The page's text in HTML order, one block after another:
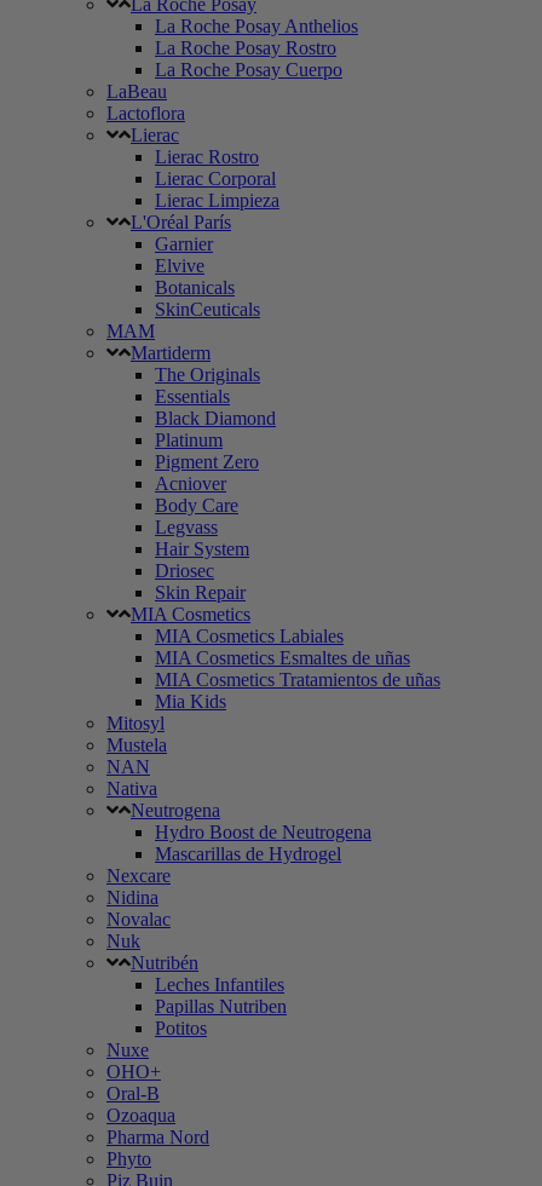
La Roche Posay
La Roche Posay Anthelios
La Roche Posay Rostro
La Roche Posay Cuerpo
LaBeau
Lactoflora
Lierac
Lierac Rostro
Lierac Corporal
Lierac Limpieza
L'Oréal París
Garnier
Elvive
Botanicals
SkinCeuticals
MAM
Martiderm
The Originals
Essentials
Black Diamond
Platinum
Pigment Zero
Acniover
Body Care
Legvass
Hair System
Driosec
Skin Repair
MIA Cosmetics
MIA Cosmetics Labiales
MIA Cosmetics Esmaltes de uñas
MIA Cosmetics Tratamientos de uñas
Mia Kids
Mitosyl
Mustela
NAN
Nativa
Neutrogena
Hydro Boost de Neutrogena
Mascarillas de Hydrogel
Nexcare
Nidina
Novalac
Nuk
Nutribén
Leches Infantiles
Papillas Nutriben
Potitos
Nuxe
OHO+
Oral-B
Ozoaqua
Pharma Nord
Phyto
Piz Buin